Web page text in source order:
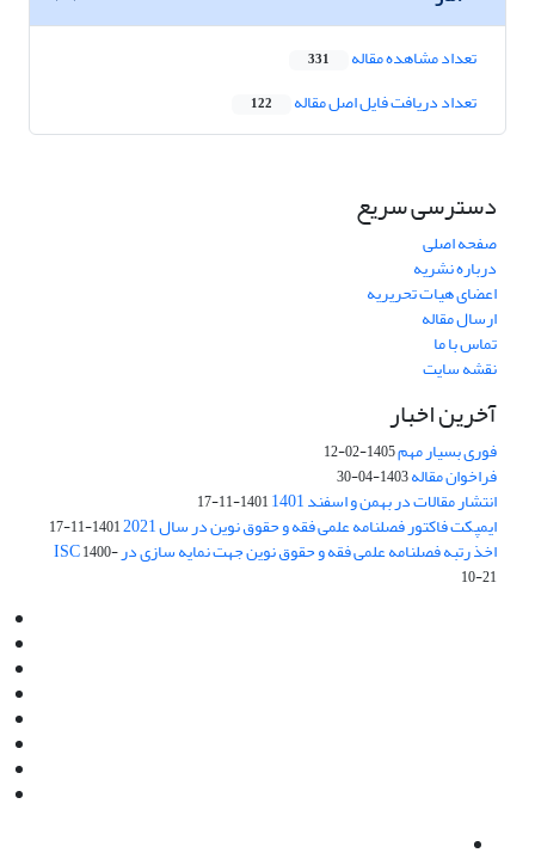
تعداد مشاهده مقاله 331
تعداد دریافت فایل اصل مقاله 122
دسترسی سریع
صفحه اصلی
درباره نشریه
اعضای هیات تحریریه
ارسال مقاله
تماس با ما
نقشه سایت
آخرین اخبار
فوری بسیار مهم1405-02-12
فراخوان مقاله1403-04-30
انتشار مقالات در بهمن و اسفند 1401 1401-11-17
ایمپکت فاکتور فصلنامه علمی فقه و حقوق نوین در سال 2021 1401-11-17
اخذ رتبه فصلنامه علمی فقه و حقوق نوین جهت نمایه سازی در ISC1400-
10-21